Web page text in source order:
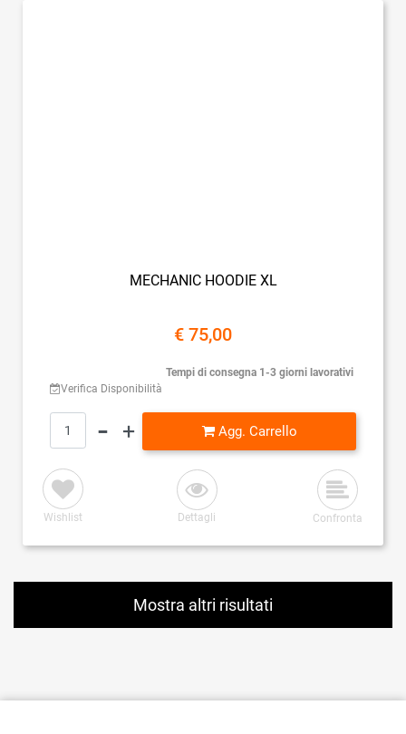
MECHANIC HOODIE XL
€ 75,00
Verifica Disponibilità
Tempi di consegna 1-3 giorni lavorativi
Quantità
Agg. Carrello
Wishlist Dettagli Confronta
Mostra altri risultati